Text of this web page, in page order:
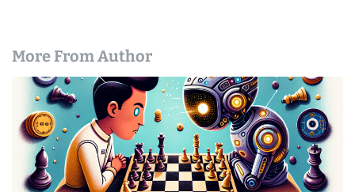
More From Author